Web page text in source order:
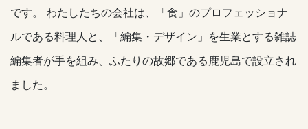
です。 わたしたちの会社は、「食」のプロフェッショナ
ルである料理人と、「編集・デザイン」を生業とする雑誌
編集者が手を組み、ふたりの故郷である鹿児島で設立され
ました。